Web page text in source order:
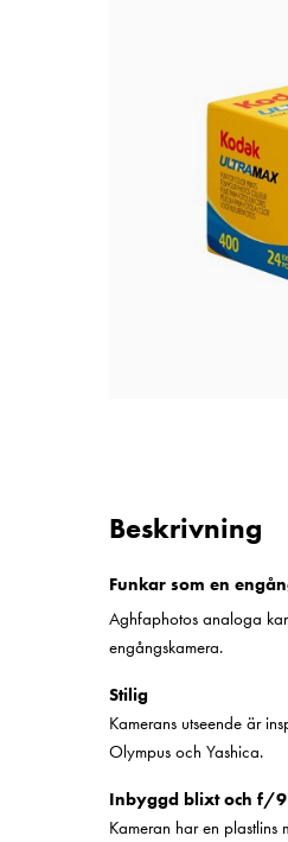
Beskrivning
Funkar som en
Aghfaphotos analoga
engångskamera.
Stilig
Kamerans utseende är
Olympus och Yashica.
Inbyggd blixt och f/9
Kameran har en